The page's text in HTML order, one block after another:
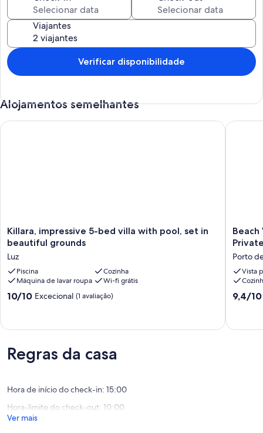
lar de dois restaurantes de qualidade, tudo de
Viajantes
Verificar disponibilidade
Alojamentos semelhantes
Killara,
impressive
bed
villa
with
pool,
set
Luz
Killara, impressive 5-bed villa with pool, set in
beautiful grounds
Luz
Piscina
Cozinha
Máquina de lavar roupa
Wi-fi grátis
Pontuação
de
máximo
de
(1
10/10 Excecional (1 avaliação)
Killara, impressive 5-bed villa with pool, set in beautiful
Beach
Villa
Ocean
Views
&
Private
Beach
Porto
Vista
de
9,4/10
Beach
Regras da casa
Hora de início do check-in: 15:00
Hora-limite do check-out: 10:00
Ver mais